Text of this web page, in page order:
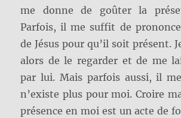
me donne de goûter la
Parfois, il me suffit de
de Jésus pour qu’il soit présent.
alors de le regarder et de me
par lui. Mais parfois aussi, il
n’existe plus pour moi. Croire
présence en moi est un acte de